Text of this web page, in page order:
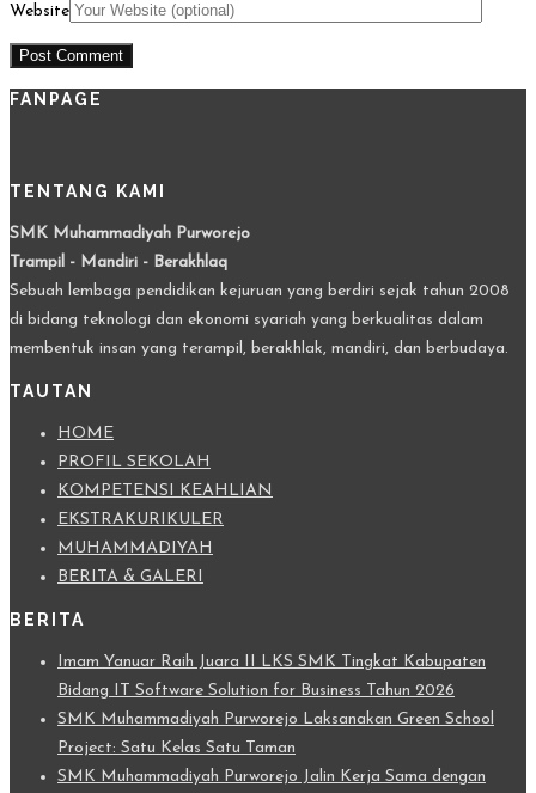
Website
FANPAGE
TENTANG KAMI
SMK Muhammadiyah Purworejo
Trampil - Mandiri - Berakhlaq
Sebuah lembaga pendidikan kejuruan yang berdiri sejak tahun 2008
di bidang teknologi dan ekonomi syariah yang berkualitas dalam
membentuk insan yang terampil, berakhlak, mandiri, dan berbudaya.
TAUTAN
HOME
PROFIL SEKOLAH
KOMPETENSI KEAHLIAN
EKSTRAKURIKULER
MUHAMMADIYAH
BERITA & GALERI
BERITA
Imam Yanuar Raih Juara II LKS SMK Tingkat Kabupaten
Bidang IT Software Solution for Business Tahun 2026
SMK Muhammadiyah Purworejo Laksanakan Green School
Project: Satu Kelas Satu Taman
SMK Muhammadiyah Purworejo Jalin Kerja Sama dengan